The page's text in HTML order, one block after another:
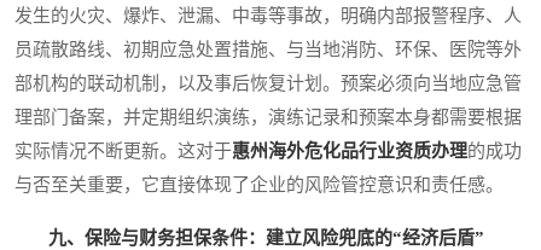
发生的火灾、爆炸、泄漏、中毒等事故，明确内部报警程序、人
员疏散路线、初期应急处置措施、与当地消防、环保、医院等外
部机构的联动机制，以及事后恢复计划。预案必须向当地应急管
理部门备案，并定期组织演练，演练记录和预案本身都需要根据
实际情况不断更新。这对于惠州海外危化品行业资质办理的成功
与否至关重要，它直接体现了企业的风险管控意识和责任感。
九、保险与财务担保条件：建立风险兜底的“经济后盾”